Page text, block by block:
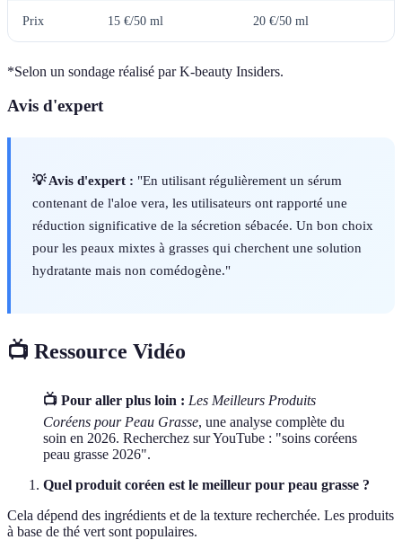
Prix 15 €/50 ml 20 €/50 ml
*Selon un sondage réalisé par K-beauty Insiders.
Avis d'expert
💡 Avis d'expert : "En utilisant régulièrement un sérum
contenant de l'aloe vera, les utilisateurs ont rapporté une
réduction significative de la sécretion sébacée. Un bon choix
pour les peaux mixtes à grasses qui cherchent une solution
hydratante mais non comédogène."
📺 Ressource Vidéo
📺 Pour aller plus loin : Les Meilleurs Produits
Coréens pour Peau Grasse, une analyse complète du
soin en 2026. Recherchez sur YouTube : "soins coréens
peau grasse 2026".
Quel produit coréen est le meilleur pour peau grasse ?
Cela dépend des ingrédients et de la texture recherchée. Les produits
à base de thé vert sont populaires.